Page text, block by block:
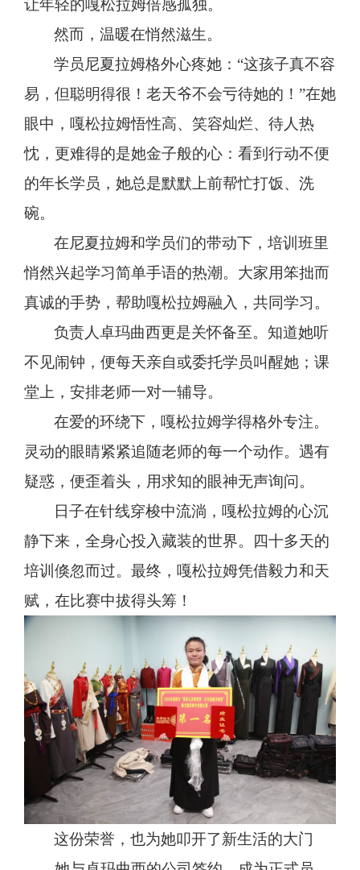
让年轻的嘎松拉姆倍感孤独。
然而，温暖在悄然滋生。
学员尼夏拉姆格外心疼她： “这孩子真不容
易，但聪明得很！老天爷不会亏待她的！”在她
眼中，嘎松拉姆悟性高、笑容灿烂、待人热
忱，更难得的是她金子般的心：看到行动不便
的年长学员，她总是默默上前帮忙打饭、洗
碗。
在尼夏拉姆和学员们的带动下，培训班里
悄然兴起学习简单手语的热潮。大家用笨拙而
真诚的手势，帮助嘎松拉姆融入，共同学习。
负责人卓玛曲西更是关怀备至。知道她听
不见闹钟，便每天亲自或委托学员叫醒她；课
堂上，安排老师一对一辅导。
在爱的环绕下，嘎松拉姆学得格外专注。
灵动的眼睛紧紧追随老师的每一个动作。遇有
疑惑，便歪着头，用求知的眼神无声询问。
日子在针线穿梭中流淌，嘎松拉姆的心沉
静下来，全身心投入藏装的世界。四十多天的
培训倏忽而过。最终，嘎松拉姆凭借毅力和天
赋，在比赛中拔得头筹！
这份荣誉，也为她叩开了新生活的大门